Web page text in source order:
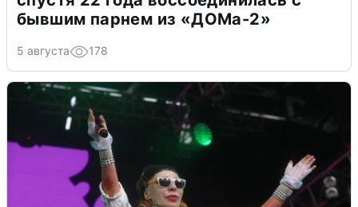
бывшим парнем из «ДОМа-2»
5 августа 178